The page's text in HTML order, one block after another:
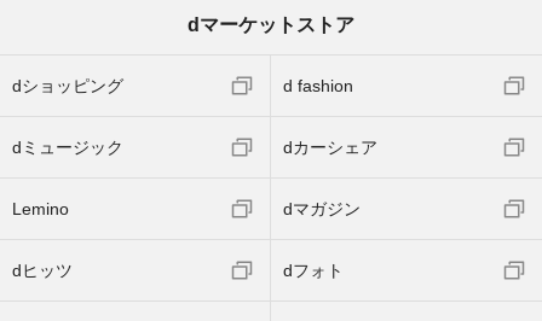
dマーケットストア
dショッピング d fashion
dミュージック dカーシェア
Lemino dマガジン
dヒッツ dフォト